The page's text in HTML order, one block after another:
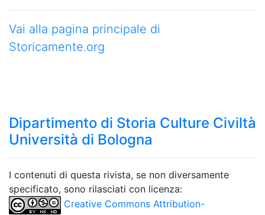
Vai alla pagina principale di
Storicamente.org
Dipartimento di Storia Culture Civiltà
Università di Bologna
I contenuti di questa rivista, se non diversamente
specificato, sono rilasciati con licenza:
Creative Commons Attribution-